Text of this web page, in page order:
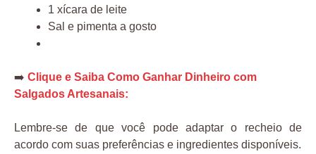
1 xícara de leite
Sal e pimenta a gosto
➡️ Clique e Saiba Como Ganhar Dinheiro com
Salgados Artesanais:
Lembre-se de que você pode adaptar o recheio de
acordo com suas preferências e ingredientes disponíveis.